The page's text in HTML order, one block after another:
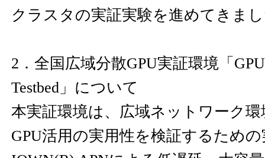
クラスタの実証実験を進めてきま
2．全国広域分散GPU実証環境「
Testbed」について
本実証環境は、広域ネットワーク
GPU活用の実用性を検証するため